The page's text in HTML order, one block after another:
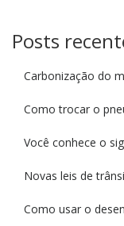
Posts
Carbonização do
Como trocar o
Você conhece o
Novas leis de
Como usar o